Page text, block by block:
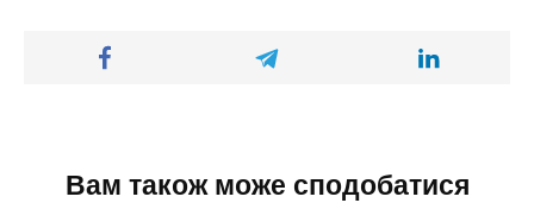
Вам також може сподобатися